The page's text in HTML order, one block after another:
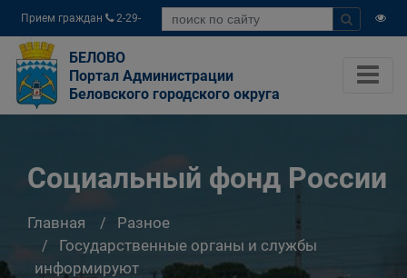
Прием граждан
2-29-
04
БЕЛОВО
Портал Администрации
Беловского городского округа
Социальный фонд России
Главная
Разное
Государственные органы и службы
информируют